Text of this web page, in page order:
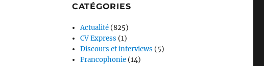
CATÉGORIES
Actualité (825)
CV Express (1)
Discours et interviews (5)
Francophonie (14)